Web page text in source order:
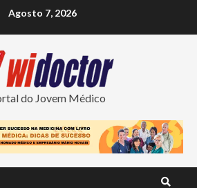
Agosto 7, 2026
do Jovem Médico